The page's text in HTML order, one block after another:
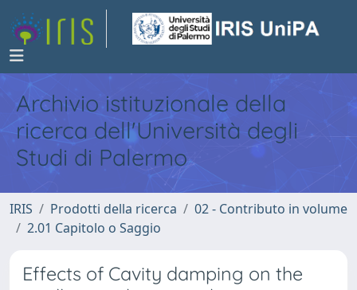
Archivio istituzionale della
ricerca dell'Università degli
Studi di Palermo
IRIS Prodotti della ricerca
02 - Contributo in volume
2.01 Capitolo o Saggio
Effects of Cavity damping on the